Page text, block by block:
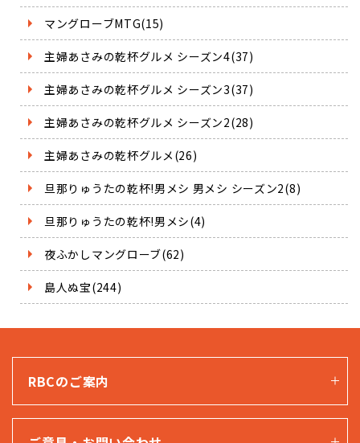
マングローブMTG(15)
主婦あさみの乾杯グルメ シーズン4(37)
主婦あさみの乾杯グルメ シーズン3(37)
主婦あさみの乾杯グルメ シーズン2(28)
主婦あさみの乾杯グルメ(26)
旦那りゅうたの乾杯!男メシ 男メシ シーズン2(8)
旦那りゅうたの乾杯!男メシ(4)
夜ふかしマングローブ(62)
島人ぬ宝(244)
RBCのご案内